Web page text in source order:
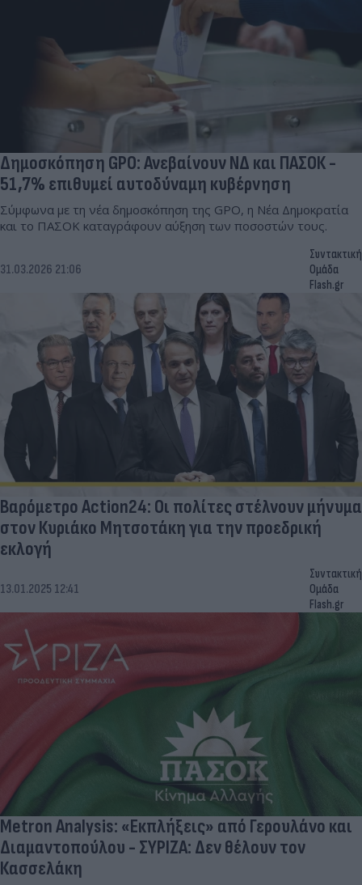
Δημοσκόπηση GPO: Ανεβαίνουν ΝΔ και ΠΑΣΟΚ -
51,7% επιθυμεί αυτοδύναμη κυβέρνηση
Σύμφωνα με τη νέα δημοσκόπηση της GPO, η Νέα Δημοκρατία
και το ΠΑΣΟΚ καταγράφουν αύξηση των ποσοστών τους.
31.03.2026 21:06
Συντακτική
Ομάδα
Flash.gr
Βαρόμετρο Action24: Οι πολίτες στέλνουν μήνυμα
στον Κυριάκο Μητσοτάκη για την προεδρική
εκλογή
13.01.2025 12:41
Συντακτική
Ομάδα
Flash.gr
Metron Analysis: «Εκπλήξεις» από Γερουλάνο και
Διαμαντοπούλου - ΣΥΡΙΖΑ: Δεν θέλουν τον
Κασσελάκη